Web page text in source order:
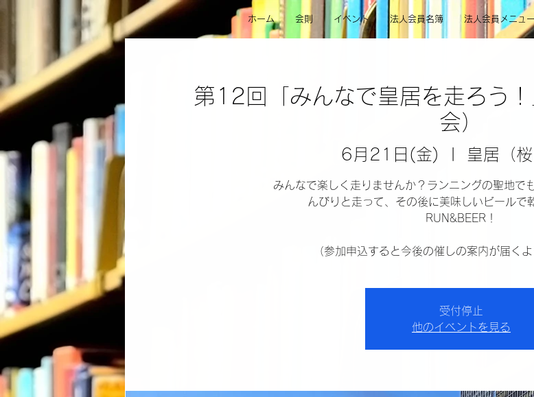
ホーム 会則 イベント 法人会員名簿 法人会員メニュー
第12回「みんなで皇居を走ろう
会）
6月21日(金) 皇居（桜
みんなで楽しく走りませんか？ランニングの聖地で
んびりと走って、その後に美味しいビールで
RUN&BEER！
（参加申込すると今後の催しの案内が届くよ
受付停止
他のイベントを見る